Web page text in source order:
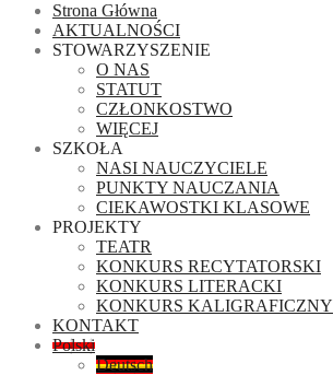
Strona Główna
AKTUALNOŚCI
STOWARZYSZENIE
O NAS
STATUT
CZŁONKOSTWO
WIĘCEJ
SZKOŁA
NASI NAUCZYCIELE
PUNKTY NAUCZANIA
CIEKAWOSTKI KLASOWE
PROJEKTY
TEATR
KONKURS RECYTATORSKI
KONKURS LITERACKI
KONKURS KALIGRAFICZNY
KONTAKT
Polski
Deutsch